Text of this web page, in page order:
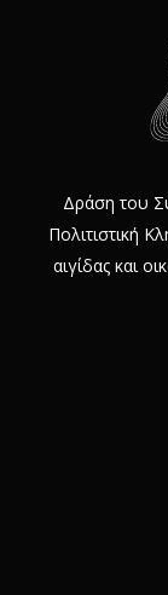
Δράση του
Πολιτιστική
αιγίδας και